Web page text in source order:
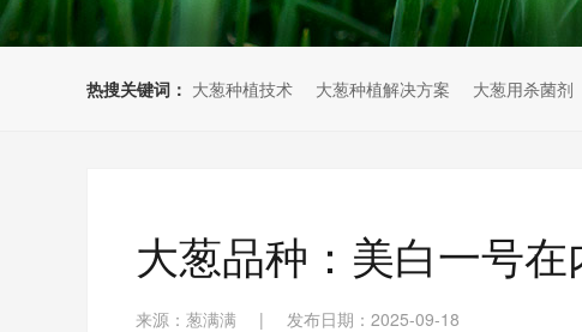
热搜关键词： 大葱种植技术 大葱种植解决方案 大葱用杀菌剂
大葱品种：美白一号
来源：葱满满 | 发布日期：2025-09-18